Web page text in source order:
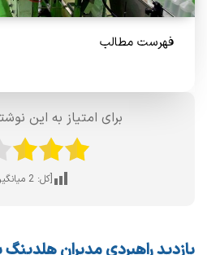
فهرست مطالب
برای امتیاز به این
[کل: 2